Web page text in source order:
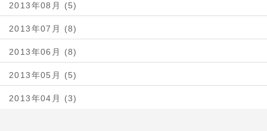
2013年08月 (5)
2013年07月 (8)
2013年06月 (8)
2013年05月 (5)
2013年04月 (3)